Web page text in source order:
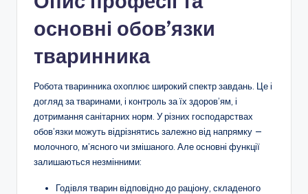
основні обов’язки
тваринника
Робота тваринника охоплює широкий спектр завдань. Це і
догляд за тваринами, і контроль за їх здоров’ям, і
дотримання санітарних норм. У різних господарствах
обов’язки можуть відрізнятись залежно від напрямку —
молочного, м’ясного чи змішаного. Але основні функції
залишаються незмінними:
Годівля тварин відповідно до раціону, складеного